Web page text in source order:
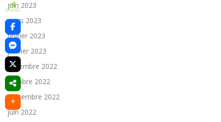
juin 2023
mars 2023
février 2023
janvier 2023
décembre 2022
octobre 2022
septembre 2022
juin 2022
SHARES